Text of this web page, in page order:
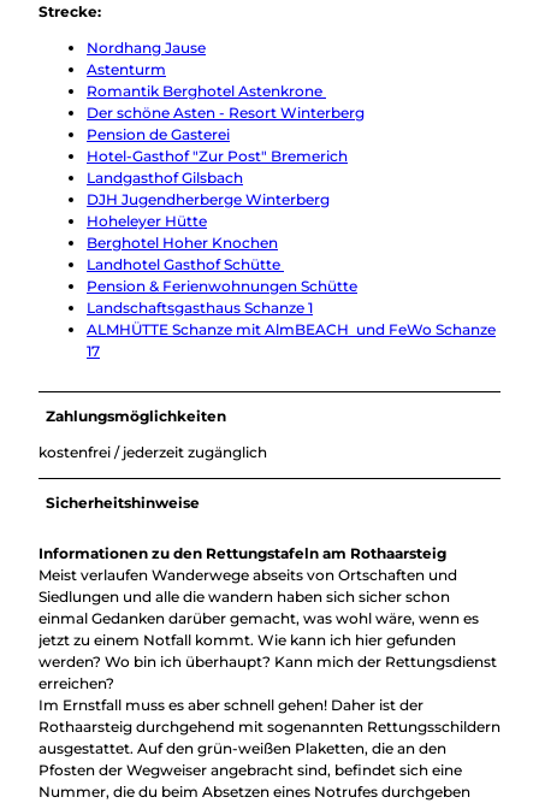
Strecke:
Nordhang Jause
Astenturm
Romantik Berghotel Astenkrone
Der schöne Asten - Resort Winterberg
Pension de Gasterei
Hotel-Gasthof "Zur Post" Bremerich
Landgasthof Gilsbach
DJH Jugendherberge Winterberg
Hoheleyer Hütte
Berghotel Hoher Knochen
Landhotel Gasthof Schütte
Pension & Ferienwohnungen Schütte
Landschaftsgasthaus Schanze 1
ALMHÜTTE Schanze mit AlmBEACH und FeWo Schanze
17
Zahlungsmöglichkeiten
kostenfrei / jederzeit zugänglich
Sicherheitshinweise
Informationen zu den Rettungstafeln am Rothaarsteig
Meist verlaufen Wanderwege abseits von Ortschaften und
Siedlungen und alle die wandern haben sich sicher schon
einmal Gedanken darüber gemacht, was wohl wäre, wenn es
jetzt zu einem Notfall kommt. Wie kann ich hier gefunden
werden? Wo bin ich überhaupt? Kann mich der Rettungsdienst
erreichen?
Im Ernstfall muss es aber schnell gehen! Daher ist der
Rothaarsteig durchgehend mit sogenannten Rettungsschildern
ausgestattet. Auf den grün-weißen Plaketten, die an den
Pfosten der Wegweiser angebracht sind, befindet sich eine
Nummer, die du beim Absetzen eines Notrufes durchgeben